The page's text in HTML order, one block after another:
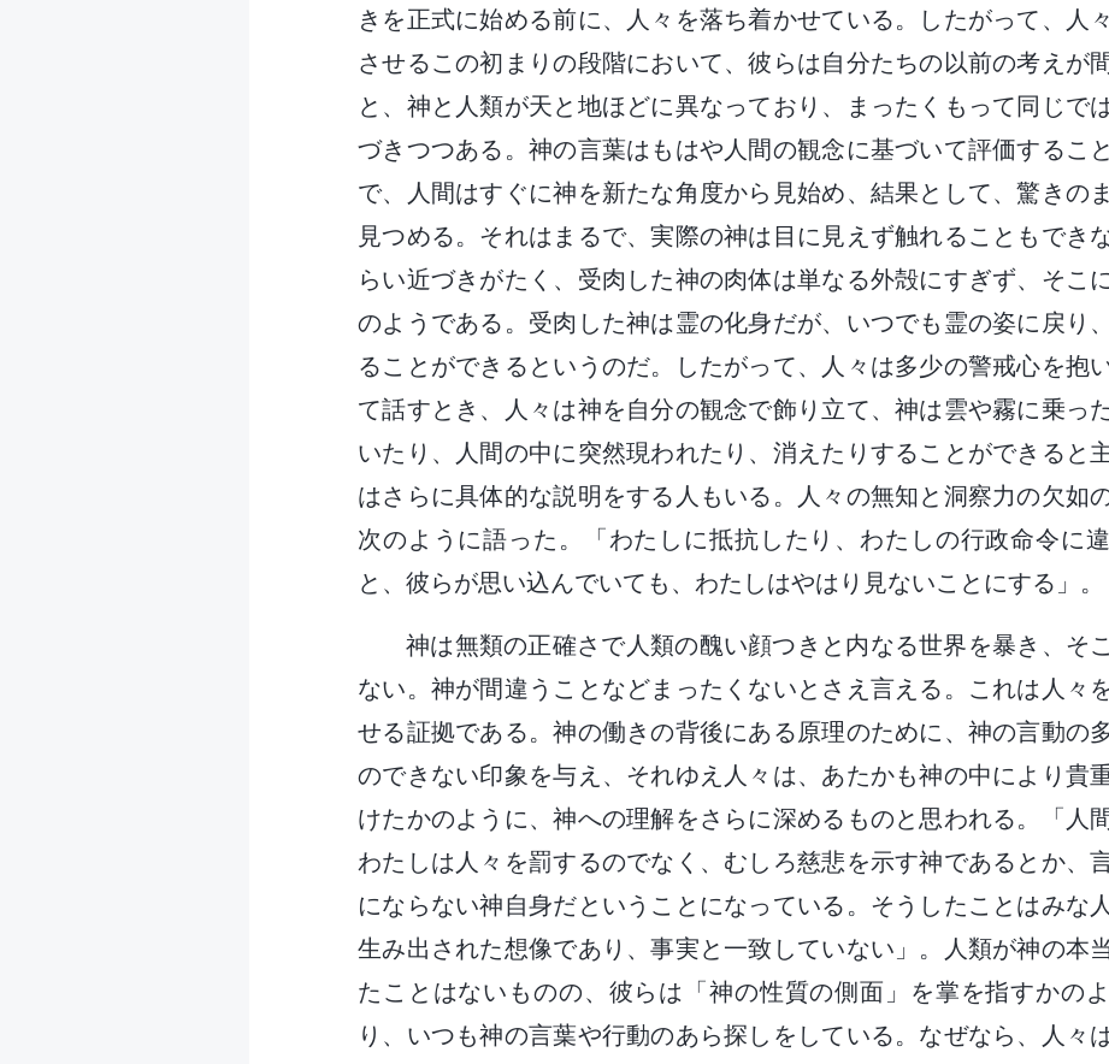
きを正式に始める前に、人々を落ち着かせている。したがって、人
させるこの初まりの段階において、彼らは自分たちの以前の考えが
と、神と人類が天と地ほどに異なっており、まったくもって同じで
づきつつある。神の言葉はもはや人間の観念に基づいて評価するこ
で、人間はすぐに神を新たな角度から見始め、結果として、驚きの
見つめる。それはまるで、実際の神は目に見えず触れることもでき
らい近づきがたく、受肉した神の肉体は単なる外殻にすぎず、そこ
のようである。受肉した神は霊の化身だが、いつでも霊の姿に戻り
ることができるというのだ。したがって、人々は多少の警戒心を抱
て話すとき、人々は神を自分の観念で飾り立て、神は雲や霧に乗っ
いたり、人間の中に突然現われたり、消えたりすることができると
はさらに具体的な説明をする人もいる。人々の無知と洞察力の欠如
次のように語った。「わたしに抵抗したり、わたしの行政命令に
と、彼らが思い込んでいても、わたしはやはり見ないことにする」。
神は無類の正確さで人類の醜い顔つきと内なる世界を暴き、そ
ない。神が間違うことなどまったくないとさえ言える。これは人々
せる証拠である。神の働きの背後にある原理のために、神の言動の
のできない印象を与え、それゆえ人々は、あたかも神の中により貴
けたかのように、神への理解をさらに深めるものと思われる。「人
わたしは人々を罰するのでなく、むしろ慈悲を示す神であるとか、
にならない神自身だということになっている。そうしたことはみな
生み出された想像であり、事実と一致していない」。人類が神の本
たことはないものの、彼らは「神の性質の側面」を掌を指すかの
り、いつも神の言葉や行動のあら探しをしている。なぜなら、人々